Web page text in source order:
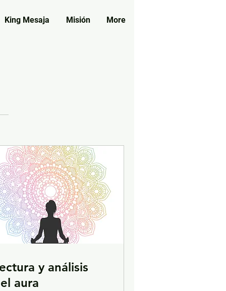
y análisis
aura
King Mesaja Misión More